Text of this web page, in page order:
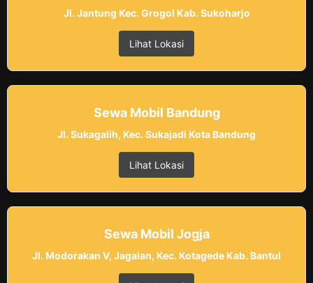
Jl. Jantung Kec. Grogol Kab. Sukoharjo
Lihat Lokasi
Sewa Mobil Bandung
Jl. Sukagalih, Kec. Sukajadi Kota Bandung
Lihat Lokasi
Sewa Mobil Jogja
Jl. Modorakan V, Jagalan, Kec. Kotagede Kab. Bantul